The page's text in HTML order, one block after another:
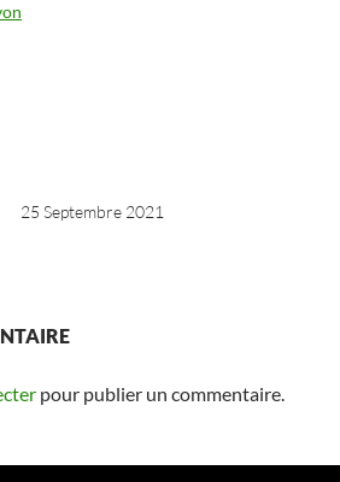
25 Septembre 2021
pour publier un commentaire.